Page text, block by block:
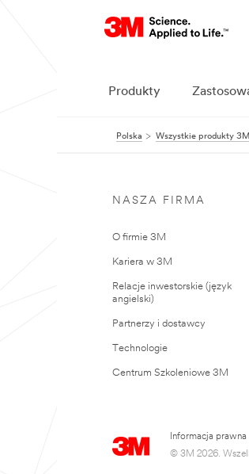
Produkty
Polska Wszystkie produkty 3M
NASZA FIRMA
O firmie 3M
Kariera w 3M
Relacje inwestorskie (język
angielski)
Partnerzy i dostawcy
Technologie
Centrum Szkoleniowe 3M
Informacja prawna
© 3M 2026.